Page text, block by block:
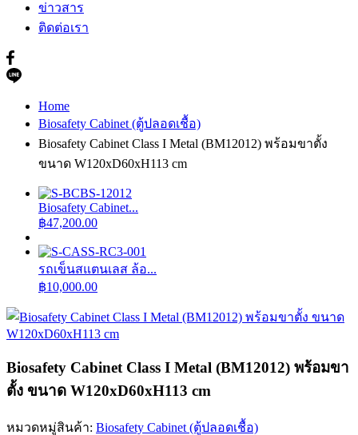
ข่าวสาร
ติดต่อเรา
Home
Biosafety Cabinet (ตู้ปลอดเชื้อ)
Biosafety Cabinet Class I Metal (BM12012) พร้อมขาตั้ง
ขนาด W120xD60xH113 cm
Biosafety Cabinet...
฿47,200.00
รถเข็นสแตนเลส ล้อ...
฿10,000.00
Biosafety Cabinet Class I Metal (BM12012) พร้อมขา
ตั้ง ขนาด W120xD60xH113 cm
หมวดหมู่สินค้า: Biosafety Cabinet (ตู้ปลอดเชื้อ)